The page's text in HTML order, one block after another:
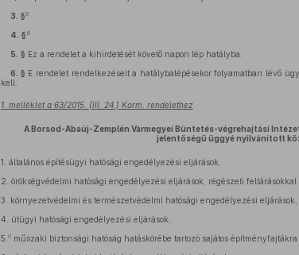
3. §5
4. § 6
5. § Ez a rendelet a kihirdetését követő napon lép hatályba.
6. § E rendelet rendelkezéseit a hatálybalépésekor folyamatban lévő
kell.
1. melléklet a 63/2015. (III. 24.) Korm. rendelethez
A Borsod-Abaúj-Zemplén Vármegyei Büntetés-végrehajtási
jelentőségű üggyé nyilvánított
1. általános építésügyi hatósági engedélyezési eljárások,
2. örökségvédelmi hatósági engedélyezési eljárások, régészeti feltárásokkal
3.
környezetvédelmi és természetvédelmi hatósági engedélyezési eljárások,
4.
útügyi hatósági engedélyezési eljárások,
5. 8műszaki biztonsági hatóság hatáskörébe tartozó sajátos